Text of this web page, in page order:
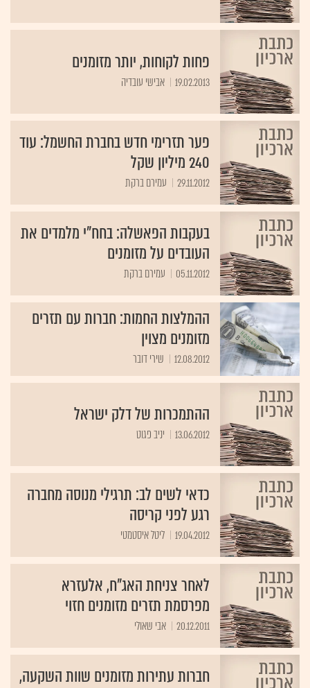
פחות לקוחות, יותר מזומנים
19.02.2013 אבישי עובדיה
פער תזרימי חדש בחברת החשמל: עוד
240 מיליון שקל
29.11.2012 עמירם ברקת
בעקבות הפאשלה: בחח"י מלמדים את
העובדים על מזומנים
05.11.2012 עמירם ברקת
ההמלצות החמות: חברות עם תזרים
מזומנים מצוין
12.08.2012 שירי דובר
ההתמכרות של דלק ישראל
13.06.2012 יניב פגוט
כדאי לשים לב: תרגילי מנוסה מחברה
רגע לפני קריסה
19.04.2012 ליטל איסטמטי
לאחר צניחת האג"ח, אלעזרא
מפרסמת תזרים מזומנים חזוי
20.12.2011 אבי שאולי
חברות עתירות מזומנים שוות השקעה,